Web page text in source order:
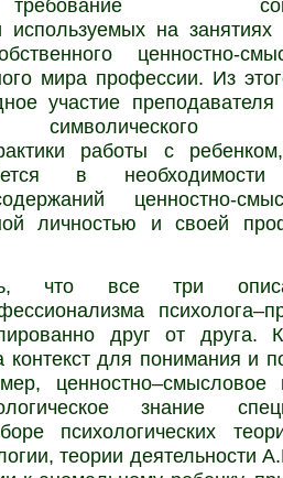
используемых на занятиях
ценностно-
мира профессии. Из
участие
символического
работы с
в необходимости
ценностно-
личностью и своей
что все три
друг от друга.
контекст для понимания и
ценностно–смысловое
знание
психологических
теории деятельности